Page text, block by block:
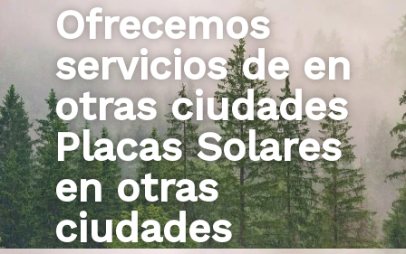
Ofrecemos
servicios de en
otras ciudades
Placas Solares
en otras
ciudades